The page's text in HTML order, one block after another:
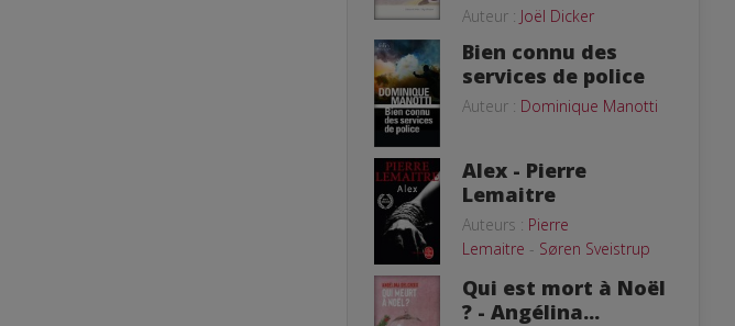
Auteur : Joël Dicker
Bien connu des
services de police
Auteur : Dominique Manotti
Alex - Pierre
Lemaitre
Auteurs : Pierre
Lemaitre - Søren Sveistrup
Qui est mort à Noël
? - Angélina...